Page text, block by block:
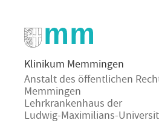
Klinikum Memmingen
Anstalt des öffentlichen
Memmingen
Lehrkrankenhaus der
Ludwig-Maximilians-